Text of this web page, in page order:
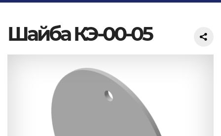
Шайба КЭ-00-05